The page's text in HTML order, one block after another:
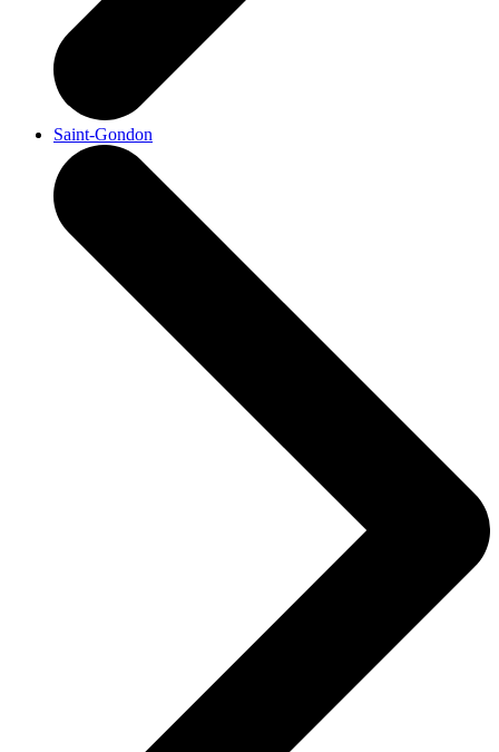
Saint-Gondon